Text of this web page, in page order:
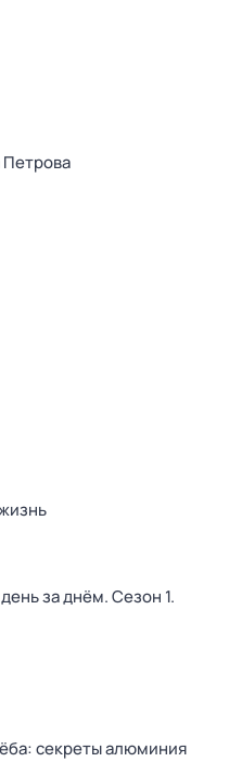
Петрова
за днём. Сезон 1.
секреты алюминия